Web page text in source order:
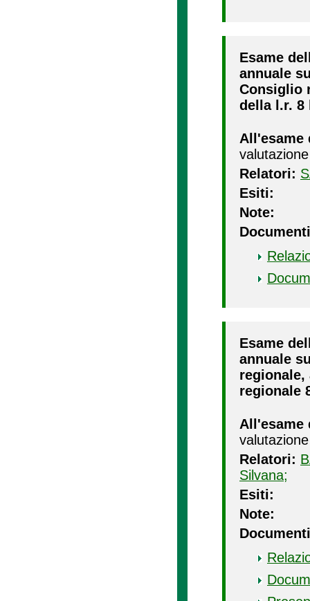
Esame
annuale
Consiglio
della l.r. 8
All'esame
valutazione
Relatori:
Esiti:
Note:
Esame
annuale
regionale,
regionale
All'esame
valutazione
Relatori:
Silvana;
Esiti:
Note: